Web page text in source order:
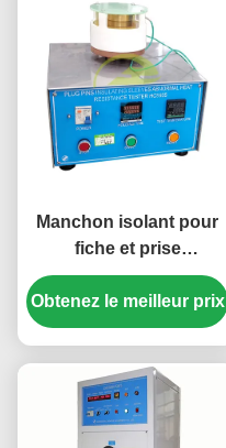
Manchon isolant pour
fiche et prise
Équipement de test de
résistance thermique
anormale | Testeur de
conformité aux normes
CEI
Obtenez le meilleur prix